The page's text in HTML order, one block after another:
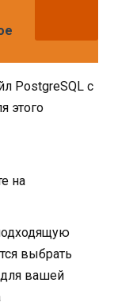
PostgreSQL с
этого
на
выбрать
вашей